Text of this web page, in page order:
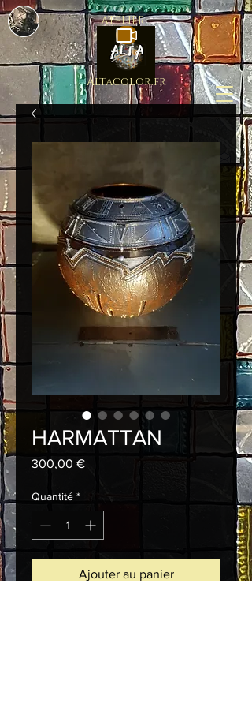
ATELIER
Altacolor.fr
HARMATTAN
300,00 €Prix
Quantité *
Ajouter au panier